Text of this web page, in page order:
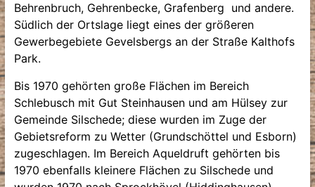
Behrenbruch, Gehrenbecke, Grafenberg und andere.
Südlich der Ortslage liegt eines der größeren
Gewerbegebiete Gevelsbergs an der Straße Kalthofs
Park.
Bis 1970 gehörten große Flächen im Bereich
Schlebusch mit Gut Steinhausen und am Hülsey zur
Gemeinde Silschede; diese wurden im Zuge der
Gebietsreform zu Wetter (Grundschöttel und Esborn)
zugeschlagen. Im Bereich Aqueldruft gehörten bis
1970 ebenfalls kleinere Flächen zu Silschede und